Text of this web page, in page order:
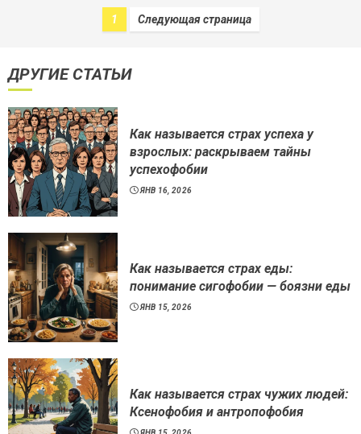
1 Следующая страница
ДРУГИЕ СТАТЬИ
Как называется страх успеха у
взрослых: раскрываем тайны
успехофобии
ЯНВ 16, 2026
Как называется страх еды:
понимание сигофобии — боязни еды
ЯНВ 15, 2026
Как называется страх чужих людей:
Ксенофобия и антропофобия